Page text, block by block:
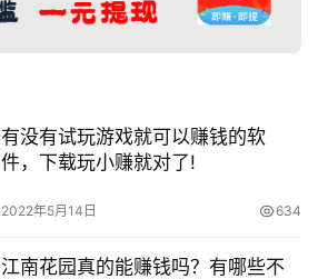
有没有试玩游戏就可以赚钱的软
件，下载玩小赚就对了!
2022年5月14日 634
江南花园真的能赚钱吗？有哪些不